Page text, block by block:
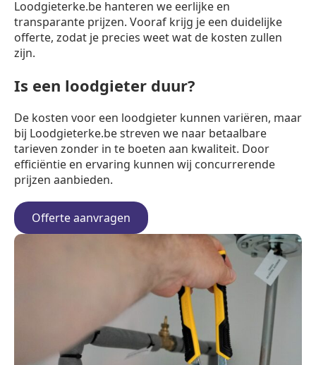
Loodgieterke.be hanteren we eerlijke en
transparante prijzen. Vooraf krijg je een duidelijke
offerte, zodat je precies weet wat de kosten zullen
zijn.
Is een loodgieter duur?
De kosten voor een loodgieter kunnen variëren, maar
bij Loodgieterke.be streven we naar betaalbare
tarieven zonder in te boeten aan kwaliteit. Door
efficiëntie en ervaring kunnen wij concurrerende
prijzen aanbieden.
Offerte aanvragen